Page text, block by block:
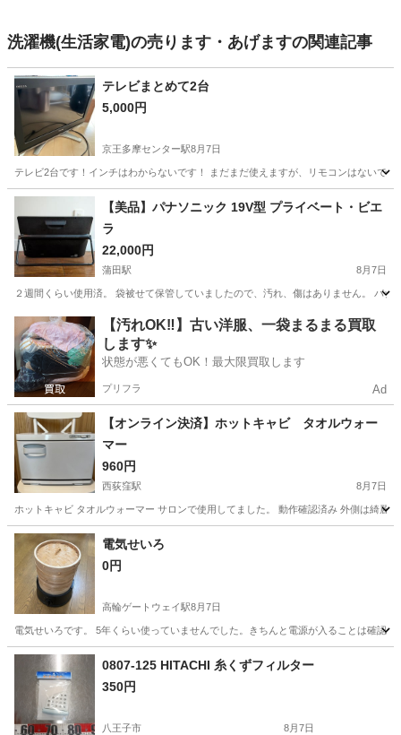
洗濯機(生活家電)の売ります・あげますの関連記事
テレビまとめて2台
5,000円
京王多摩センター駅8月7日
テレビ2台です！インチはわからないです！ まだまだ使えますが、リモコンはないで
東京 多摩市 京王多摩センター駅
【美品】パナソニック 19V型 プライベート・ビエ
ラ
22,000円
蒲田駅 8月7日
２週間くらい使用済。 袋被せて保管していましたので、汚れ、傷はありません。 パ
東京 大田区 蒲田駅 テレビ
【汚れOK‼️】古い洋服、一袋まるまる買取
します✨
状態が悪くてもOK！最大限買取します
プリフラ Ad
【オンライン決済】ホットキャビ タオルウォー
マー
960円
西荻窪駅 8月7日
ホットキャビ タオルウォーマー サロンで使用してました。 動作確認済み 外側は綺麗
東京 杉並区 西荻窪駅
電気せいろ
0円
高輪ゲートウェイ駅8月7日
電気せいろです。 5年くらい使っていませんでした。きちんと電源が入ることは確認
東京 港区 キッチン家電
0807-125 HITACHI 糸くずフィルター
350円
八王子市 8月7日